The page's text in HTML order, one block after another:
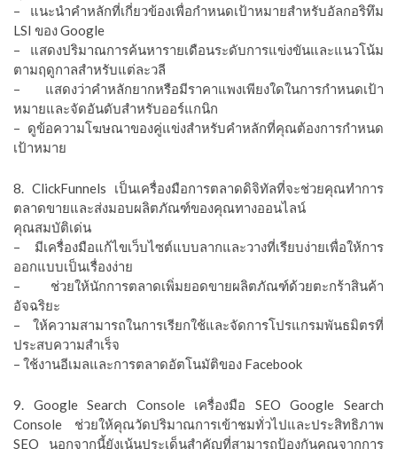
– แนะนำคำหลักที่เกี่ยวข้องเพื่อกำหนดเป้าหมายสำหรับอัลกอริทึม
LSI ของ Google
– แสดงปริมาณการค้นหารายเดือนระดับการแข่งขันและแนวโน้ม
ตามฤดูกาลสำหรับแต่ละวลี
– แสดงว่าคำหลักยากหรือมีราคาแพงเพียงใดในการกำหนดเป้า
หมายและจัดอันดับสำหรับออร์แกนิก
– ดูข้อความโฆษณาของคู่แข่งสำหรับคำหลักที่คุณต้องการกำหนด
เป้าหมาย
8. ClickFunnels เป็นเครื่องมือการตลาดดิจิทัลที่จะช่วยคุณทำการ
ตลาดขายและส่งมอบผลิตภัณฑ์ของคุณทางออนไลน์
คุณสมบัติเด่น
– มีเครื่องมือแก้ไขเว็บไซต์แบบลากและวางที่เรียบง่ายเพื่อให้การ
ออกแบบเป็นเรื่องง่าย
– ช่วยให้นักการตลาดเพิ่มยอดขายผลิตภัณฑ์ด้วยตะกร้าสินค้า
อัจฉริยะ
– ให้ความสามารถในการเรียกใช้และจัดการโปรแกรมพันธมิตรที่
ประสบความสำเร็จ
– ใช้งานอีเมลและการตลาดอัตโนมัติของ Facebook
9. Google Search Console เครื่องมือ SEO Google Search
Console ช่วยให้คุณวัดปริมาณการเข้าชมทั่วไปและประสิทธิภาพ
SEO นอกจากนี้ยังเน้นประเด็นสำคัญที่สามารถป้องกันคุณจากการ